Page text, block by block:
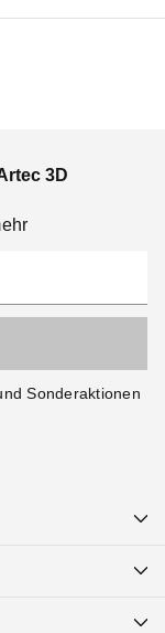
3D
Sonderaktionen